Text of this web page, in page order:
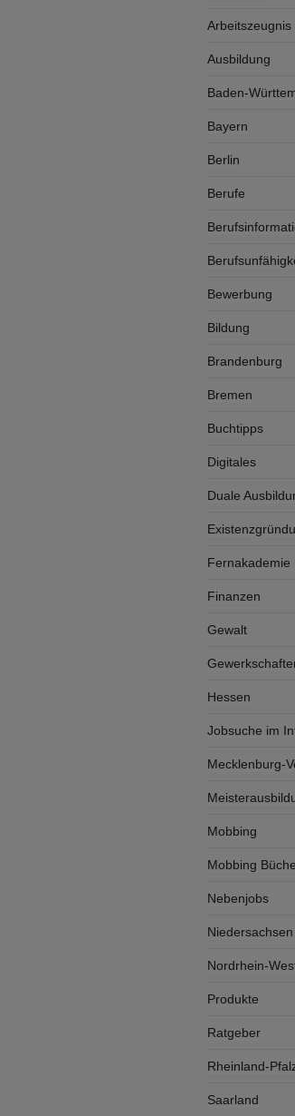
Arbeitszeugnis
Ausbildung
Baden-
Bayern
Berlin
Berufe
Bewerbung
Bildung
Brandenburg
Bremen
Buchtipps
Digitales
Duale
Fernakademie
Finanzen
Gewalt
Hessen
Jobsuche im
Mecklenburg-
Mobbing
Mobbing
Nebenjobs
Niedersachsen
Nordrhein-
Produkte
Ratgeber
Rheinland-
Saarland